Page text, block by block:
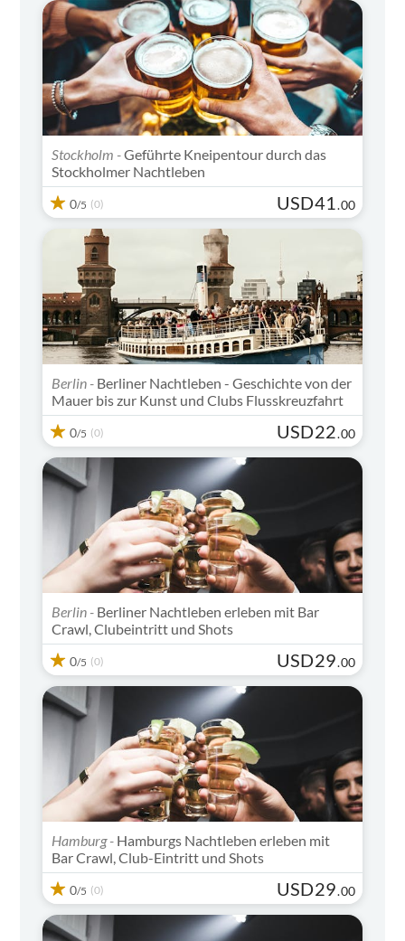
Stockholm -Geführte Kneipentour durch das
Stockholmer Nachtleben
0/5 (0) USD41 .00
Berlin - Berliner Nachtleben - Geschichte von der
Mauer bis zur Kunst und Clubs Flusskreuzfahrt
0/5 (0) USD22.00
Berlin - Berliner Nachtleben erleben mit Bar
Crawl, Clubeintritt und Shots
0/5 (0) USD29.00
Hamburg - Hamburgs Nachtleben erleben mit
Bar Crawl, Club-Eintritt und Shots
0/5 (0) USD29.00